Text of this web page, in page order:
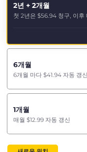
2년 + 2개월
첫 2년은 $56.94 청구, 이후
6개월
6개월 마다 $41.94 자동 갱신
1개월
매월 $12.99 자동 갱신